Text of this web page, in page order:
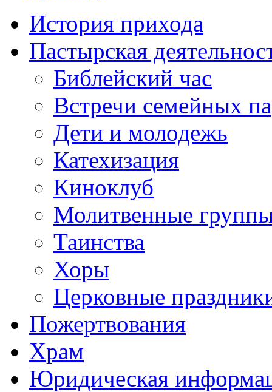
История прихода
Пастырская
Библейский час
Встречи семейных
Дети и молодежь
Катехизация
Киноклуб
Молитвенные
Таинства
Хоры
Церковные
Пожертвования
Храм
Юридическая